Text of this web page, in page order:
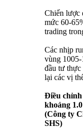
Chiến lược
mức 60-
trading
Các nhịp
vùng 1005-
đầu tư thực
lại các vị
Điều
khoảng
(Công ty
SHS)